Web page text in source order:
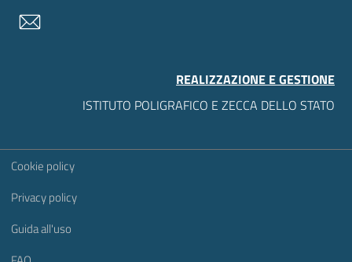
REALIZZAZIONE E GESTIONE
ISTITUTO POLIGRAFICO E ZECCA DELLO STATO
Sezione Link Utili
Cookie policy
Privacy policy
Guida all'uso